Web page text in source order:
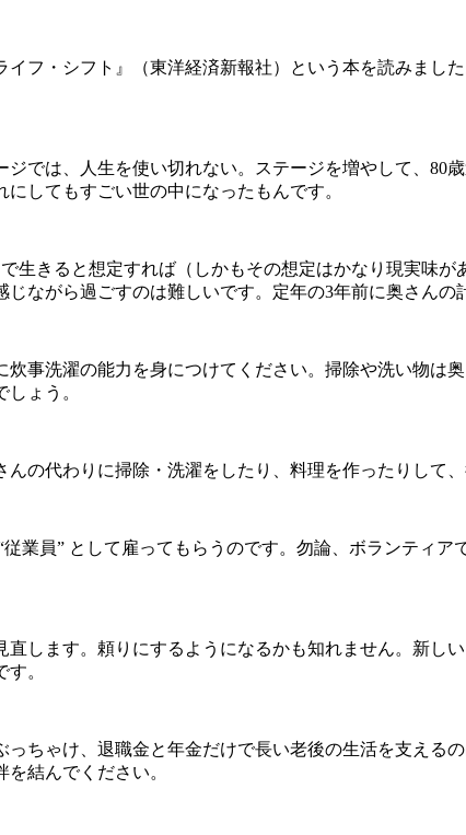
フ・シフト』（東洋経済新報社）という本を読みまし
では、人生を使い切れない。ステージを増やして、80
してもすごい世の中になったもんです。
生きると想定すれば（しかもその想定はかなり現実味
ながら過ごすのは難しいです。定年の3年前に奥さんの
事洗濯の能力を身につけてください。掃除や洗い物は
ょう。
の代わりに掃除・洗濯をしたり、料理を作ったりして
業員” として雇ってもらうのです。勿論、ボランティ
します。頼りにするようになるかも知れません。新し
。
ちゃけ、退職金と年金だけで長い老後の生活を支える
結んでください。